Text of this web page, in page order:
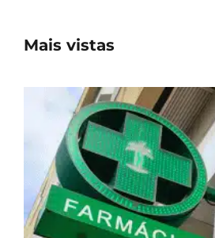
Mais vistas